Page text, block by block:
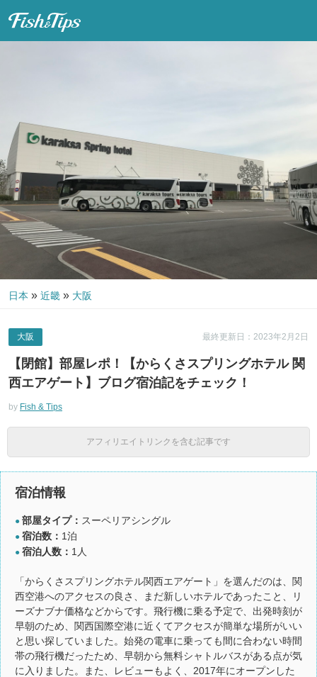
日本 » 近畿 » 大阪
最終更新日：2023年2月2日
大阪
【閉館】部屋レポ！【からくさスプリングホテル 関
西エアゲート】ブログ宿泊記をチェック！
by Fish & Tips
アフィリエイトリンクを含む記事です
宿泊情報
● 部屋タイプ： スーペリアシングル
● 宿泊数： 1泊
● 宿泊人数： 1人
「からくさスプリングホテル関西エアゲート」を選んだのは、関
西空港へのアクセスの良さ、まだ新しいホテルであったこと、リ
ーズナブナ価格などからです。飛行機に乗る予定で、出発時刻が
早朝のため、関西国際空港に近くてアクセスが簡単な場所がいい
と思い探していました。始発の電車に乗っても間に合わない時間
帯の飛行機だったため、早朝から無料シャトルバスがある点が気
に入りました。また、レビューもよく、2017年にオープンした